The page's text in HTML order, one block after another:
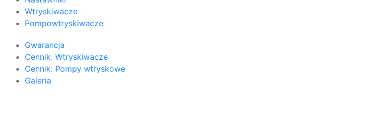
Wtryskiwacze
Pompowtryskiwacze
Gwarancja
Cennik: Wtryskiwacze
Cennik: Pompy wtryskowe
Galeria